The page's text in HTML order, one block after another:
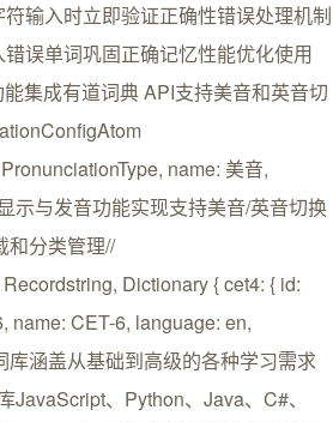
输入时立即验证正确性错误处理机制
误单词巩固正确记忆性能优化使用
集成有道词典 API支持美音和英音切
name: 美音,
示与发音功能实现支持美音/英音切换
和分类管理//
Dictionary { cet4: { id:
name: CET-6, language: en,
库涵盖从基础到高级的各种学习需求
、Python、Java、C#、